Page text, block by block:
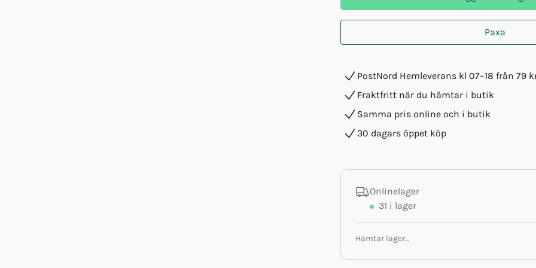
Paxa
PostNord Hemleverans kl 07–18 från 79
Fraktfritt när du hämtar i butik
Samma pris online och i butik
30 dagars öppet köp
Onlinelager
31 i lager
Hämtar lager…